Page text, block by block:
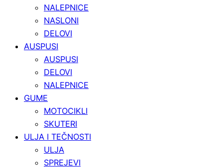
NALEPNICE
NASLONI
DELOVI
AUSPUSI
AUSPUSI
DELOVI
NALEPNICE
GUME
MOTOCIKLI
SKUTERI
ULJA I TEČNOSTI
ULJA
SPREJEVI